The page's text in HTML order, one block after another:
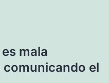
mala
el